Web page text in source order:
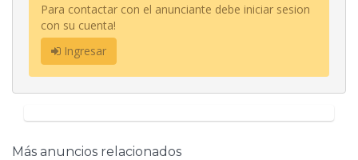
Para contactar con el anunciante debe iniciar sesion
con su cuenta!
Ingresar
Más anuncios relacionados